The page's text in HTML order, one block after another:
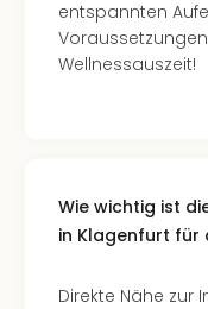
entspannten
Wellnessauszeit!
Wie wichtig ist
in Klagenfurt für
Direkte Nähe zur